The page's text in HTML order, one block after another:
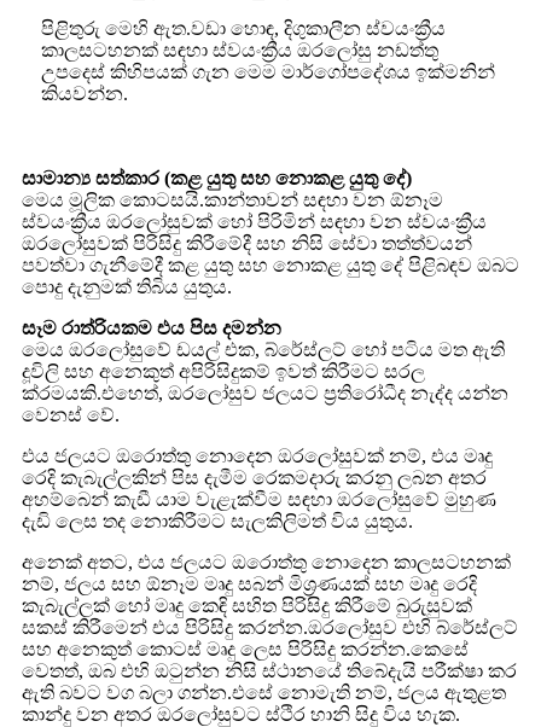
පිළිතුරු මෙහි ඇත.වඩා හොඳ, දිගුකාලීන ස්වයංක්‍රීය
කාලසටහනක් සඳහා ස්වයංක්‍රීය ඔරලෝසු නඩත්තු
උපදෙස් කිහිපයක් ගැන මෙම මාර්ගෝපදේශය ඉක්මනින්
කියවන්න.
සාමාන්‍ය සත්කාර (කළ යුතු සහ නොකළ යුතු දේ)
මෙය මූලික කොටසයි.කාන්තාවන් සඳහා වන ඕනෑම
ස්වයංක්‍රීය ඔරලෝසුවක් හෝ පිරිමින් සඳහා වන ස්වයංක්‍රීය
ඔරලෝසුවක් පිරිසිදු කිරීමේදී සහ නිසි සේවා තත්ත්වයන්
පවත්වා ගැනීමේදී කළ යුතු සහ නොකළ යුතු දේ පිළිබඳව ඔබට
පොදු දැනුමක් තිබිය යුතුය.
සෑම රාත්රියකම එය පිස දමන්න
මෙය ඔරලෝසුවේ ඩයල් එක, බ්රේස්ලට් හෝ පටිය මත ඇති
දූවිලි සහ අනෙකුත් අපිරිසිදුකම් ඉවත් කිරීමට සරල
ක්රමයකි.එහෙත්, ඔරලෝසුව ජලයට ප්‍රතිරෝධීද නැද්ද යන්න
වෙනස් වේ.
එය ජලයට ඔරොත්තු නොදෙන ඔරලෝසුවක් නම්, එය මෘදු
රෙදි කැබැල්ලකින් පිස දැමීම රෙකමදාරු කරනු ලබන අතර
අහම්බෙන් කැඩී යාම වැළැක්වීම සඳහා ඔරලෝසුවේ මුහුණ
දැඩි ලෙස තද නොකිරීමට සැලකිලිමත් විය යුතුය.
අනෙක් අතට, එය ජලයට ඔරොත්තු නොදෙන කාලසටහනක්
නම්, ජලය සහ ඕනෑම මෘදු සබන් මිශ්‍රණයක් සහ මෘදු රෙදි
කැබැල්ලක් හෝ මෘදු කෙඳි සහිත පිරිසිදු කිරීමේ බුරුසුවක්
සකස් කිරීමෙන් එය පිරිසිදු කරන්න.ඔරලෝසුව එහි බ්රේස්ලට්
සහ අනෙකුත් කොටස් මෘදු ලෙස පිරිසිදු කරන්න.කෙසේ
වෙතත්, ඔබ එහි ඔටුන්න නිසි ස්ථානයේ තිබේදැයි පරීක්ෂා කර
ඇති බවට වග බලා ගන්න.එසේ නොමැති නම්, ජලය ඇතුළත
කාන්දු වන අතර ඔරලෝසුවට ස්ථිර හානි සිදු විය හැක.